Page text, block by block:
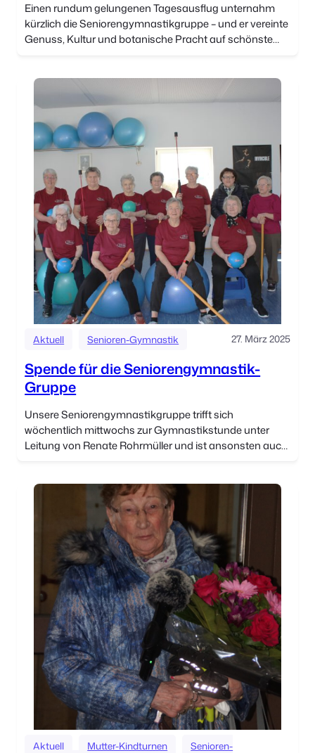
Einen rundum gelungenen Tagesausflug unternahm
kürzlich die Seniorengymnastikgruppe – und er vereinte
Genuss, Kultur und botanische Pracht auf schönste
Aktuell Senioren-Gymnastik 27. März 2025
Spende für die Seniorengymnastik-
Gruppe
Unsere Seniorengymnastikgruppe trifft sich
wöchentlich mittwochs zur Gymnastikstunde unter
Leitung von Renate Rohrmüller und ist ansonsten auch
Aktuell Mutter-Kindturnen
Senioren-